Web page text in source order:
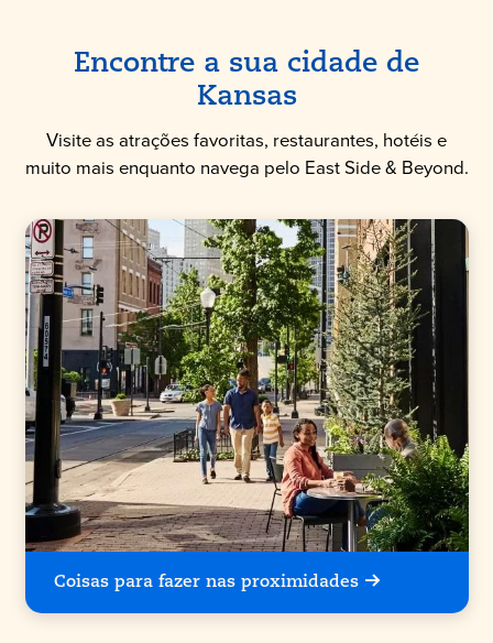
Encontre a sua cidade de
Kansas
Visite as atrações favoritas, restaurantes, hotéis e
muito mais enquanto navega pelo East Side & Beyond.
Coisas para fazer nas proximidades